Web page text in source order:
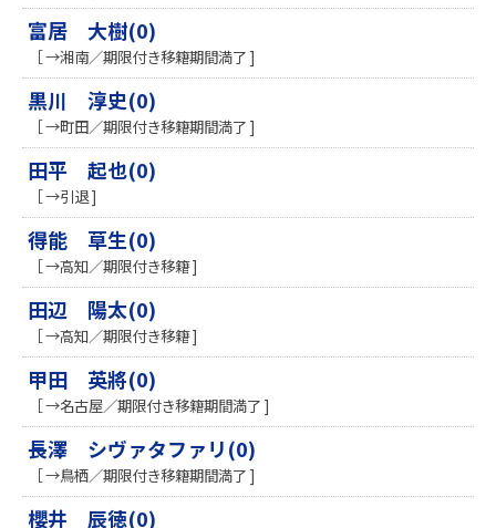
富居 大樹(0)
［ →湘南／期限付き移籍期間満了 ]
黒川 淳史(0)
［ →町田／期限付き移籍期間満了 ]
田平 起也(0)
［ →引退 ]
得能 草生(0)
［ →高知／期限付き移籍 ]
田辺 陽太(0)
［ →高知／期限付き移籍 ]
甲田 英將(0)
［ →名古屋／期限付き移籍期間満了 ]
長澤 シヴァタファリ(0)
［ →鳥栖／期限付き移籍期間満了 ]
櫻井 辰徳(0)